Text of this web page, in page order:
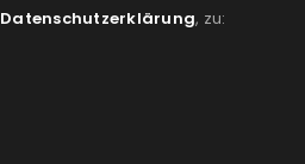
Datenschutzerklärung, zu: